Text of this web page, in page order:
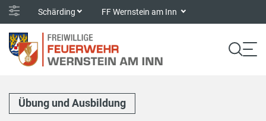
Schärding FF Wernstein am Inn
Übung und Ausbildung